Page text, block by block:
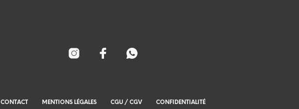
CONTACT MENTIONS LÉGALES CGU / CGV CONFIDENTIALITÉ